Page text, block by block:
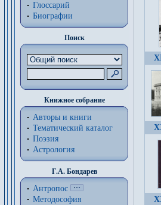
Глоссарий
Биографии
Поиск
Книжное собрание
Авторы и книги
Тематический каталог
Поэзия
Астрология
Г.А. Бондарев
Антропос
Методософия